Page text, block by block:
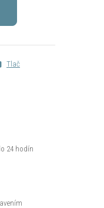
Tlač
24 hodín